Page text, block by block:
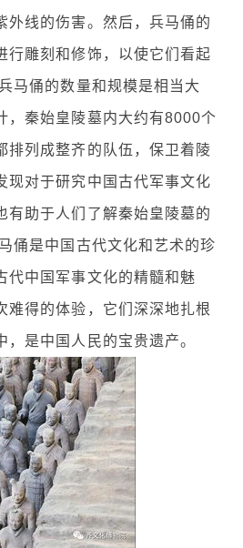
外线的伤害。然后，兵马俑的
行雕刻和修饰，以使它们看起
马俑的数量和规模是相当大
，秦始皇陵墓内大约有8000个
排列成整齐的队伍，保卫着陵
现对于研究中国古代军事文化
有助于人们了解秦始皇陵墓的
俑是中国古代文化和艺术的珍
代中国军事文化的精髓和魅
难得的体验，它们深深地扎根
，是中国人民的宝贵遗产。